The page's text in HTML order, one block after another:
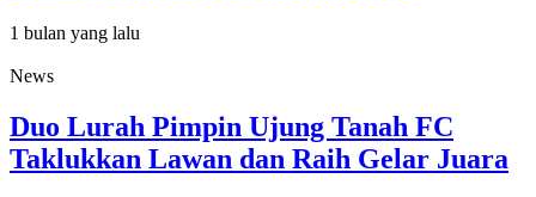
1 bulan yang lalu
News
Duo Lurah Pimpin Ujung Tanah FC
Taklukkan Lawan dan Raih Gelar Juara